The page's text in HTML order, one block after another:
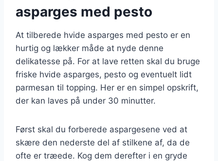
asparges med pesto
At tilberede hvide asparges med pesto er en
hurtig og lækker måde at nyde denne
delikatesse på. For at lave retten skal du bruge
friske hvide asparges, pesto og eventuelt lidt
parmesan til topping. Her er en simpel opskrift,
der kan laves på under 30 minutter.
Først skal du forberede aspargesene ved at
skære den nederste del af stilkene af, da de
ofte er træede. Kog dem derefter i en gryde